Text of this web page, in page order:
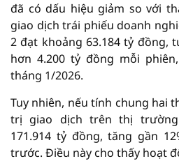
đã có dấu hiệu giảm so với
giao dịch trái phiếu doanh
2 đạt khoảng 63.184 tỷ đồng,
hơn 4.200 tỷ đồng mỗi
tháng 1/2026.
Tuy nhiên, nếu tính chung hai
trị giao dịch trên thị
171.914 tỷ đồng, tăng gần
trước. Điều này cho thấy hoạt